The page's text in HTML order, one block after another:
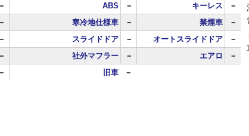
－ ABS － キーレス
－
－ 寒冷地仕様車 － 禁煙車
－
－ スライドドア － オートスライドドア
－
－ 社外マフラー － エアロ
－
－ 旧車 －